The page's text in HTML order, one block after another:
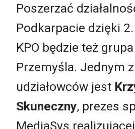
Poszerzać
Podkarpacie dzięki
KPO będzie też grupa
Przemyśla. Jednym
udziałowców jest
Skuneczny, prezes
MediaSys